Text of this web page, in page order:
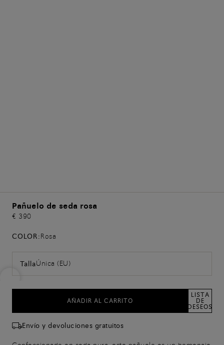
Pañuelo de seda rosa
€ 390
COLOR:Rosa
TallaÚnica (EU)
AÑADIR AL CARRITO
LISTA
DE
DESEOS
Envío y devoluciones gratuitos